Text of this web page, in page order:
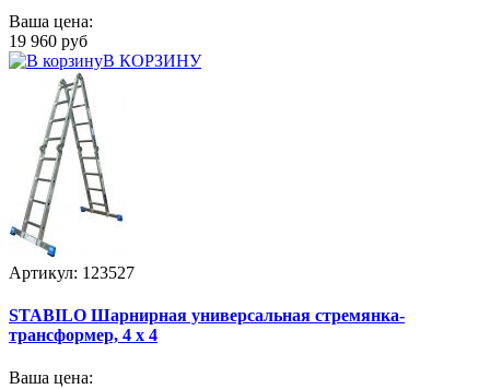
Ваша цена:
19 960 руб
В КОРЗИНУ
Артикул: 123527
STABILO Шарнирная универсальная стремянка-
трансформер, 4 х 4
Ваша цена: